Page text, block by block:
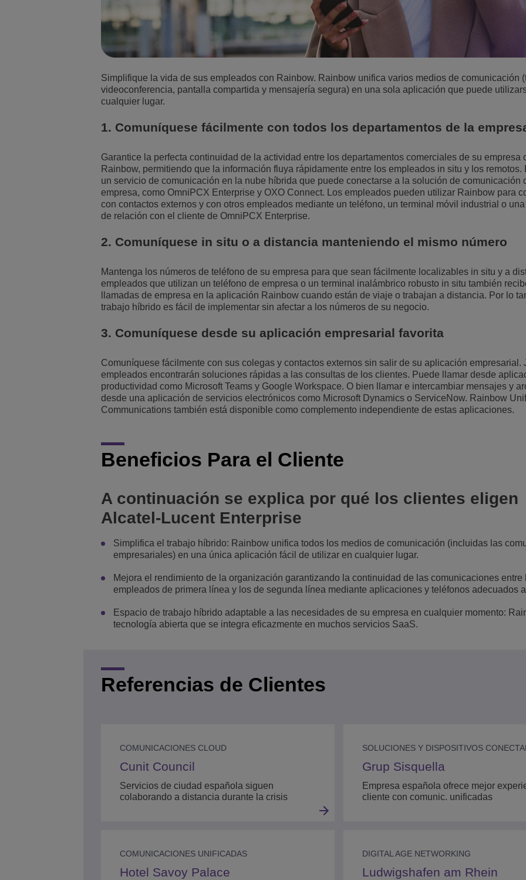
Simplifique la vida de sus empleados con Rainbow. Rainbow unifica varios medios de comunicación
videoconferencia, pantalla compartida y mensajería segura) en una sola aplicación que puede
cualquier lugar.
1. Comuníquese fácilmente con todos los departamentos de la
Garantice la perfecta continuidad de la actividad entre los departamentos comerciales de su empresa
Rainbow, permitiendo que la información fluya rápidamente entre los empleados in situ y los remotos.
un servicio de comunicación en la nube híbrida que puede conectarse a la solución de comunicación
empresa, como OmniPCX Enterprise y OXO Connect. Los empleados pueden utilizar Rainbow para
con contactos externos y con otros empleados mediante un teléfono, un terminal móvil industrial o
de relación con el cliente de OmniPCX Enterprise.
2. Comuníquese in situ o a distancia manteniendo el mismo número
Mantenga los números de teléfono de su empresa para que sean fácilmente localizables in situ y a
empleados que utilizan un teléfono de empresa o un terminal inalámbrico robusto in situ también
llamadas de empresa en la aplicación Rainbow cuando están de viaje o trabajan a distancia. Por lo
trabajo híbrido es fácil de implementar sin afectar a los números de su negocio.
3. Comuníquese desde su aplicación empresarial favorita
Comuníquese fácilmente con sus colegas y contactos externos sin salir de su aplicación empresarial.
empleados encontrarán soluciones rápidas a las consultas de los clientes. Puede llamar desde
productividad como Microsoft Teams y Google Workspace. O bien llamar e intercambiar mensajes y
desde una aplicación de servicios electrónicos como Microsoft Dynamics o ServiceNow. Rainbow
Communications también está disponible como complemento independiente de estas aplicaciones.
Beneficios Para el Cliente
A continuación se explica por qué los clientes eligen
Alcatel-Lucent Enterprise
Simplifica el trabajo híbrido: Rainbow unifica todos los medios de comunicación (incluidas las
empresariales) en una única aplicación fácil de utilizar en cualquier lugar.
Mejora el rendimiento de la organización garantizando la continuidad de las comunicaciones entre
empleados de primera línea y los de segunda línea mediante aplicaciones y teléfonos adecuados
Espacio de trabajo híbrido adaptable a las necesidades de su empresa en cualquier momento:
tecnología abierta que se integra eficazmente en muchos servicios SaaS.
Referencias de Clientes
COMUNICACIONES CLOUD
Cunit Council
Servicios de ciudad española siguen
colaborando a distancia durante la crisis
SOLUCIONES Y DISPOSITIVOS
Grup Sisquella
Empresa española ofrece mejor
cliente con comunic. unificadas
COMUNICACIONES UNIFICADAS
Hotel Savoy Palace
DIGITAL AGE NETWORKING
Ludwigshafen am Rhein